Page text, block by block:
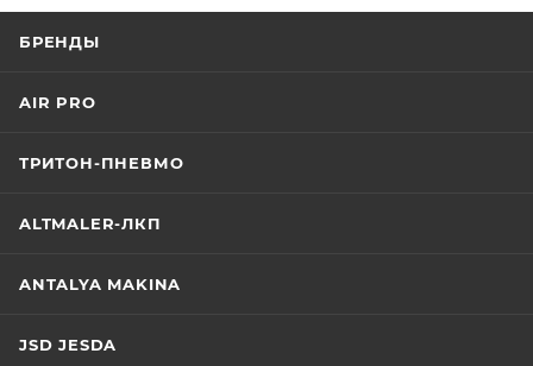
БРЕНДЫ
AIR PRO
ТРИТОН-ПНЕВМО
ALTMALER-ЛКП
ANTALYA MAKINA
JSD JESDA